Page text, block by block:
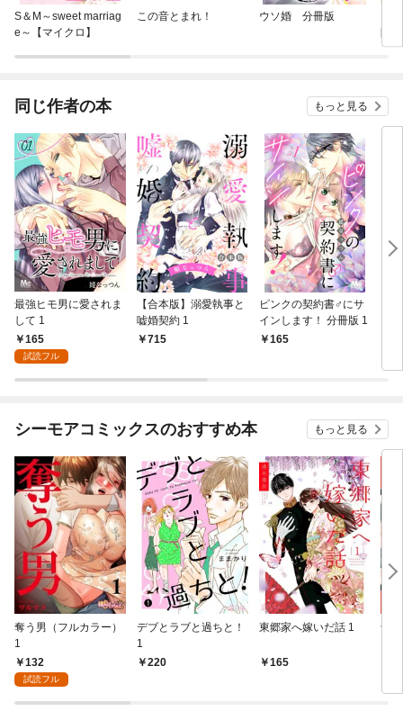
S＆M～sweet marriag
e～【マイクロ】
この音とまれ！ ウソ婚 分冊版
間
同じ作者の本 もっと見る
最強ヒモ男に愛されま
して 1
165
試読フル
【合本版】溺愛執事と
嘘婚契約 1
715
ピンクの契約書♂にサ
インします！ 分冊版 1
165
シーモアコミックスのおすすめ本 もっと見る
奪う男（フルカラー）
1
132
試読フル
デブとラブと過ちと！
1
220
東郷家へ嫁いだ話 1
165
十